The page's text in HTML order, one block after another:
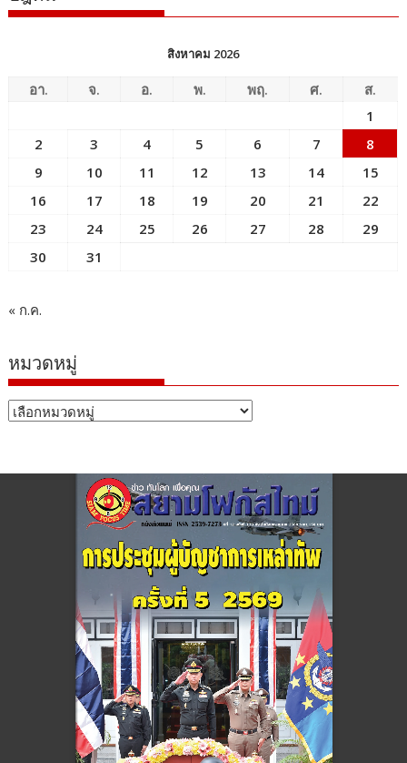
สิงหาคม 2026
อา. จ. อ. พ. พฤ. ศ.
ส.
1
2
3 4 5 6 7
8
9
10 11 12 13 14
15
16
17 18 19 20 21
22
23
24 25 26 27 28
29
30
31
« ก.ค.
หมวดหมู่
หมวด